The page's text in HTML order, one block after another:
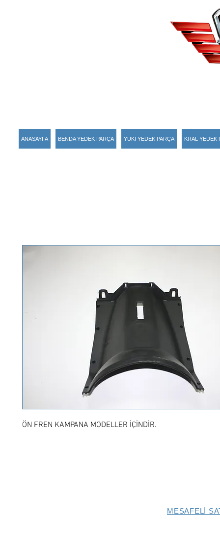
ANASAYFA BENDA YEDEK PARÇA YUKİ YEDEK PARÇA KRAL YEDEK
ÖN FREN KAMPANA MODELLER İÇİNDİR.
MESAFELİ